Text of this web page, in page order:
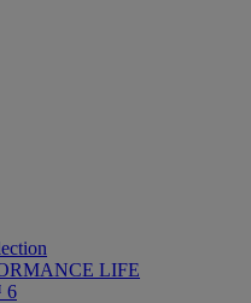
LIFE
6